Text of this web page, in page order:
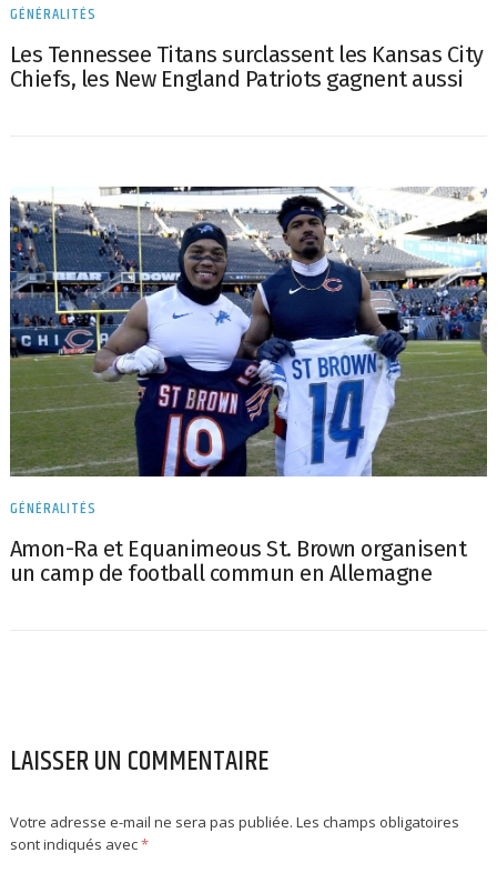
GÉNÉRALITÉS
Les Tennessee Titans surclassent les Kansas City
Chiefs, les New England Patriots gagnent aussi
GÉNÉRALITÉS
Amon-Ra et Equanimeous St. Brown organisent
un camp de football commun en Allemagne
LAISSER UN COMMENTAIRE
Votre adresse e-mail ne sera pas publiée. Les champs obligatoires
sont indiqués avec*